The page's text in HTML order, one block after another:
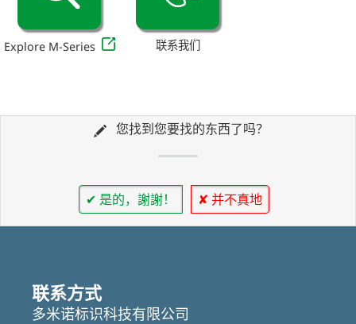
Explore M-Series 联系我们
您找到您要找的东西了吗？
✔ 是的，謝謝！ ✘ 并不真地
联系方式
多米诺标识科技有限公司